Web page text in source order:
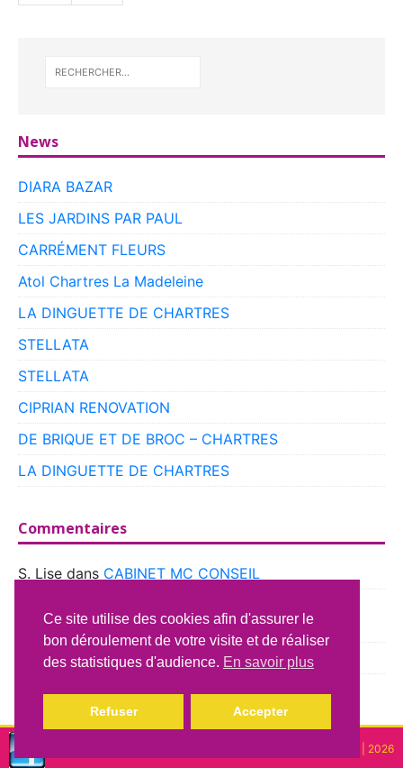
News
DIARA BAZAR
LES JARDINS PAR PAUL
CARRÉMENT FLEURS
Atol Chartres La Madeleine
LA DINGUETTE DE CHARTRES
STELLATA
STELLATA
CIPRIAN RENOVATION
DE BRIQUE ET DE BROC – CHARTRES
LA DINGUETTE DE CHARTRES
Commentaires
S. Lise dans CABINET MC CONSEIL
BEAUCE
Richard LaverydansATELIER DU CAMPING CAR
Copyright © lindispensable | 2026
Ce site utilise des cookies afin d'assurer le
bon déroulement de votre visite et de réaliser
des statistiques d'audience. En savoir plus
Refuser Accepter